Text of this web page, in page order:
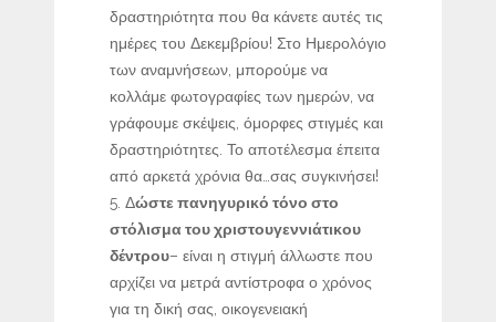
δραστηριότητα που θα κάνετε αυτές τις
ημέρες του Δεκεμβρίου! Στο Ημερολόγιο
των αναμνήσεων, μπορούμε να
κολλάμε φωτογραφίες των ημερών, να
γράφουμε σκέψεις, όμορφες στιγμές και
δραστηριότητες. Το αποτέλεσμα έπειτα
από αρκετά χρόνια θα…σας συγκινήσει!
Δώστε πανηγυρικό τόνο στο
στόλισμα του χριστουγεννιάτικου
δέντρου– είναι η στιγμή άλλωστε που
αρχίζει να μετρά αντίστροφα ο χρόνος
για τη δική σας, οικογενειακή